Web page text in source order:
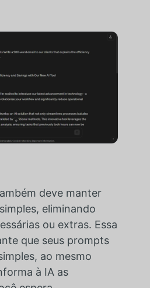
deve manter
eliminando
ou extras. Essa
que seus prompts
ao mesmo
à IA as